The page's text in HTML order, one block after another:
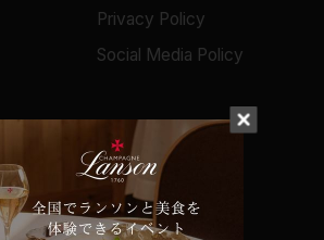
Privacy Policy
Social Media Policy